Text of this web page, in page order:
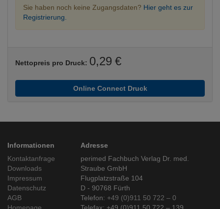
Sie haben noch keine Zugangsdaten? Hier geht es zur
Registrierung.
Nettopreis pro Druck: 0,29 €
Online Connect Druck
Informationen
Kontaktanfrage
Downloads
Impressum
Datenschutz
AGB
Adresse
perimed Fachbuch Verlag Dr. med.
Straube GmbH
Flugplatzstraße 104
D - 90768 Fürth
Telefon:+49 (0)911 50 722 – 0